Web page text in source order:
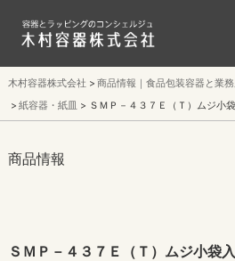
木村容器株式会社
商品情報｜食品包装容器と業
紙容器・紙皿
ＳＭＰ－４３７Ｅ（Ｔ）ムジ小
商品情報
ＳＭＰ－４３７Ｅ（Ｔ）ムジ小袋